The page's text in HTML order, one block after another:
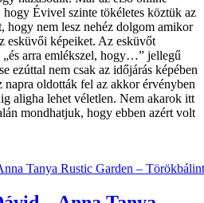
hogy Évivel szinte tökéletes köztük az
hogy nem lesz nehéz dolgom amikor
esküvői képeiket. Az esküvőt
„és arra emlékszel, hogy…” jellegű
ezúttal nem csak az időjárás képében
napra oldották fel az akkor érvényben
aligha lehet véletlen. Nem akarok itt
mondhatjuk, hogy ebben azért volt